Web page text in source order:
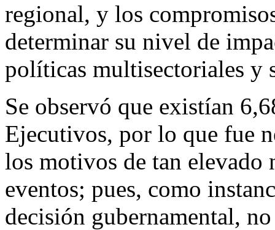
regional, y los
determinar su nivel de
políticas multisectoriales y
Se observó que existían
Ejecutivos, por lo que fue
los motivos de tan elevado
eventos; pues, como
decisión gubernamental,